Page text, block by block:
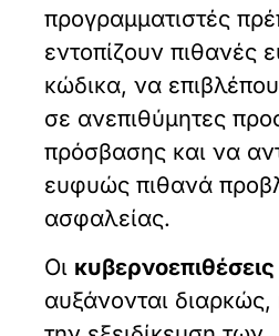
προγραμματιστές
εντοπίζουν πιθανές
κώδικα, να
σε ανεπιθύμητες
πρόσβασης και να
ευφυώς πιθανά
ασφαλείας.
Οι κυβερνοεπιθέσεις
αυξάνονται